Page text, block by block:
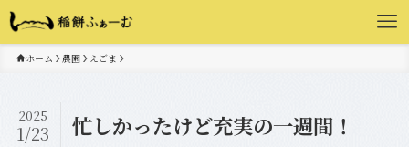
ホーム 農園 えごま
忙しかったけど充実の一週間！
2025
1/23